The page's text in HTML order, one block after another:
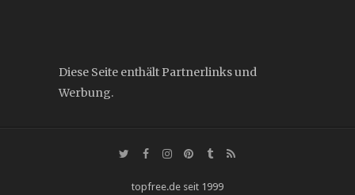
Diese Seite enthält Partnerlinks und
Werbung.
topfree.de seit 1999